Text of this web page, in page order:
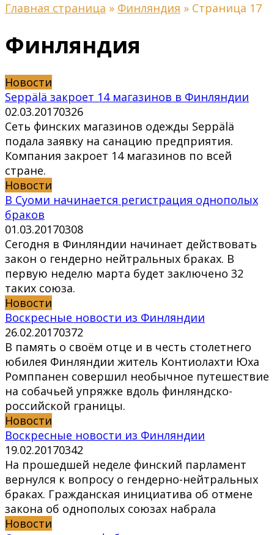
Главная страница » Финляндия » Страница 17
Финляндия
Новости
Seppälä закроет 14 магазинов в Финляндии
02.03.20170326
Сеть финских магазинов одежды Seppälä
подала заявку на санацию предприятия.
Компания закроет 14 магазинов по всей
стране.
Новости
В Суоми начинается регистрация однополых
браков
01.03.20170308
Сегодня в Финляндии начинает действовать
закон о гендерно нейтральных браках. В
первую неделю марта будет заключено 32
таких союза.
Новости
Воскресные новости из Финляндии
26.02.20170372
В память о своём отце и в честь столетнего
юбилея Финляндии житель Контиолахти Юха
Ромппанен совершил необычное путешествие
на собачьей упряжке вдоль финляндско-
российской границы.
Новости
Воскресные новости из Финляндии
19.02.20170342
На прошедшей неделе финский парламент
вернулся к вопросу о гендерно-нейтральных
браках. Гражданская инициатива об отмене
закона об однополых союзах набрала
Новости